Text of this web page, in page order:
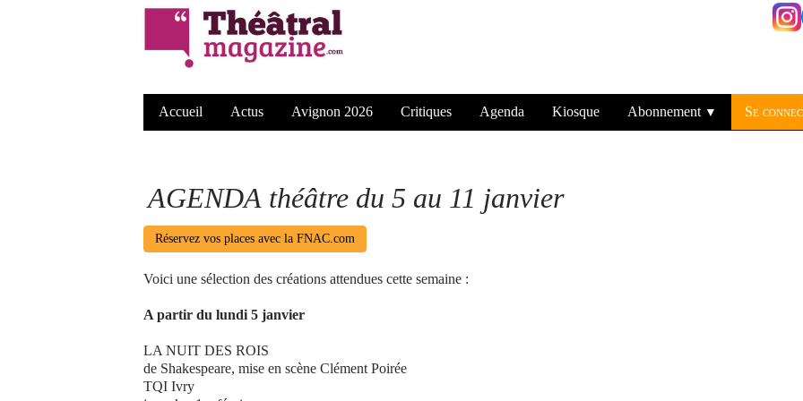
Accueil Actus Avignon 2026 Critiques Agenda Kiosque Abonnement ▼ Se
AGENDA théâtre du 5 au 11 janvier
Réservez vos places avec la FNAC.com
Voici une sélection des créations attendues cette semaine :
A partir du lundi 5 janvier
LA NUIT DES ROIS
de Shakespeare, mise en scène Clément Poirée
TQI Ivry